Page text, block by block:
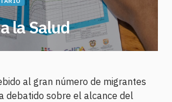
la Salud
al gran número de migrantes
debatido sobre el alcance del